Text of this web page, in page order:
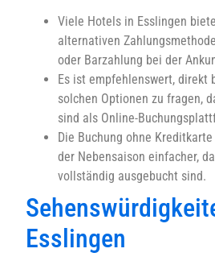
Viele Hotels in Esslingen
alternativen
oder Barzahlung bei der
Es ist empfehlenswert, direkt
solchen Optionen zu fragen,
sind als Online-
Die Buchung ohne
der Nebensaison einfacher,
vollständig ausgebucht sind.
Esslingen